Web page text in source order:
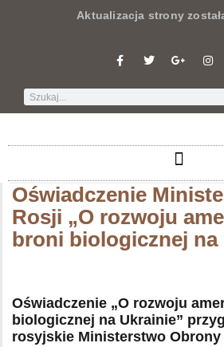
Aktualizacja strony została
Oświadczenie
Rosji „O rozwoju
broni biologicznej na
Oświadczenie „O rozwoju
biologicznej na Ukrainie”
rosyjskie Ministerstwo Obrony